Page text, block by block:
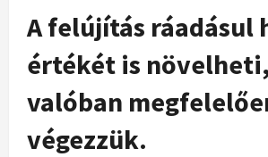
A felújítás ráadásul
értékét is
valóban
végezzük.